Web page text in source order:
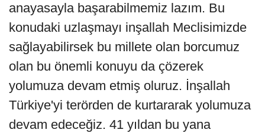
anayasayla başarabilmemiz lazım. Bu
konudaki uzlaşmayı inşallah Meclisimizde
sağlayabilirsek bu millete olan borcumuz
olan bu önemli konuyu da çözerek
yolumuza devam etmiş oluruz. İnşallah
Türkiye'yi terörden de kurtararak yolumuza
devam edeceğiz. 41 yıldan bu yana